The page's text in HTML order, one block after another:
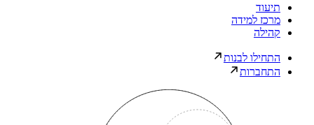
תיעוד
מרכז למידה
קהילה
התחילו לבנות
התחברות